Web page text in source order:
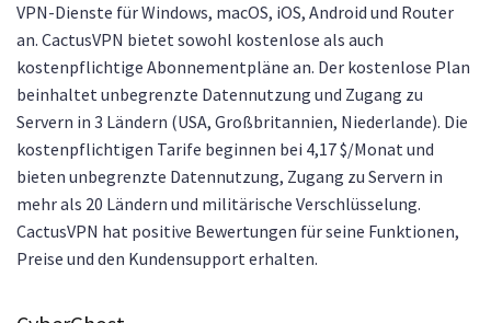
VPN-Dienste für Windows, macOS, iOS, Android und Router
an. CactusVPN bietet sowohl kostenlose als auch
kostenpflichtige Abonnementpläne an. Der kostenlose Plan
beinhaltet unbegrenzte Datennutzung und Zugang zu
Servern in 3 Ländern (USA, Großbritannien, Niederlande). Die
kostenpflichtigen Tarife beginnen bei 4,17 $/Monat und
bieten unbegrenzte Datennutzung, Zugang zu Servern in
mehr als 20 Ländern und militärische Verschlüsselung.
CactusVPN hat positive Bewertungen für seine Funktionen,
Preise und den Kundensupport erhalten.